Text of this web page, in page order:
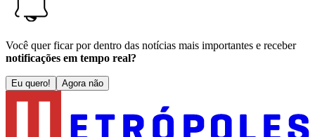
Você quer ficar por dentro das notícias mais importantes e receber
notificações em tempo real?
Eu quero! Agora não